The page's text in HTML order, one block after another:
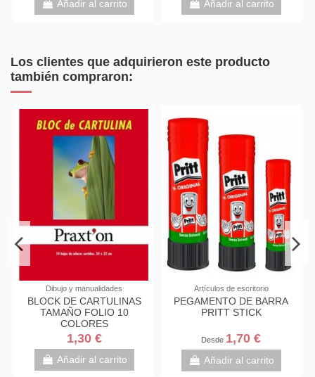
Añadir al carrito Añadir al carrito
Los clientes que adquirieron este producto
también compraron:
Dibujo y manualidades
BLOCK DE CARTULINAS
TAMAÑO FOLIO 10
COLORES
1,30 €
Añadir al carrito
Artículos de escritorio
PEGAMENTO DE BARRA
PRITT STICK
Desde 1,70 €
Añadir al carrito